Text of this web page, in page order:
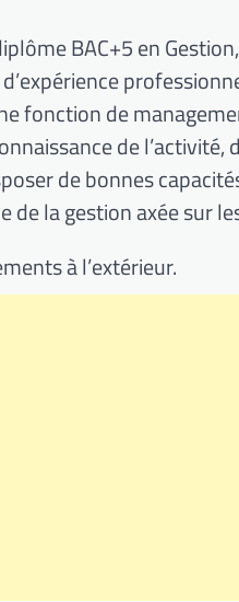
BAC+5 en
fonction de
de
de bonnes
de la gestion axée sur
à l’extérieur.